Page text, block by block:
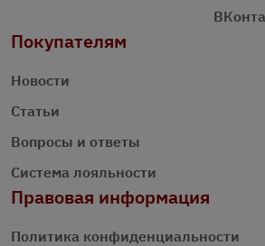
Покупателям
Новости
Статьи
Вопросы и ответы
Система лояльности
Правовая информация
Политика конфиденциальности